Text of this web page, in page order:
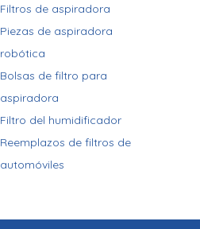
Filtros de aspiradora
Piezas de aspiradora
robótica
Bolsas de filtro para
aspiradora
Filtro del humidificador
Reemplazos de filtros de
automóviles